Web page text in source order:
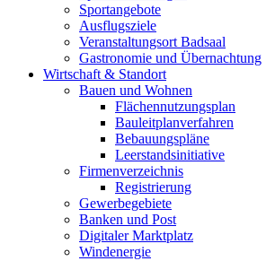
Sportangebote
Ausflugsziele
Veranstaltungsort Badsaal
Gastronomie und Übernachtung
Wirtschaft & Standort
Bauen und Wohnen
Flächennutzungsplan
Bauleitplanverfahren
Bebauungspläne
Leerstandsinitiative
Firmenverzeichnis
Registrierung
Gewerbegebiete
Banken und Post
Digitaler Marktplatz
Windenergie